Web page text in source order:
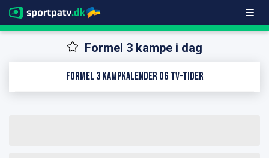
Formel 3 kampe i dag
Formel 3 kampkalender og TV-tider